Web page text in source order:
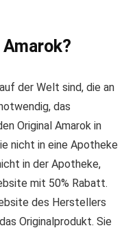
der Welt sind, die an
das
Original Amarok in
nicht in eine Apotheke
in der Apotheke,
mit 50% Rabatt.
des Herstellers
Originalprodukt. Sie